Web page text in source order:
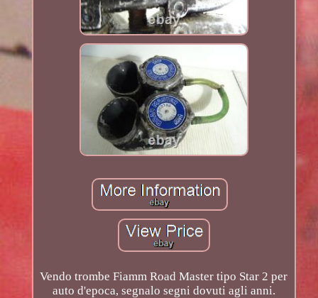
Vendo trombe Fiamm Road Master tipo Star 2 per
auto d'epoca, segnalo segni dovuti agli anni.